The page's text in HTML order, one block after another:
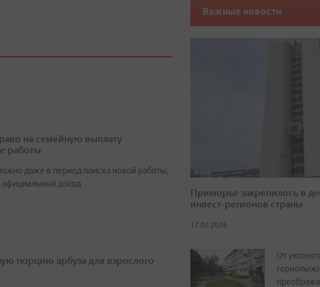
на семейную выплату
работы
даже в период поиска новой работы,
доход
порцию арбуза для взрослого
Важные новости
Приморье закрепилось в
инвест-регионов страны
17.07.2026
От